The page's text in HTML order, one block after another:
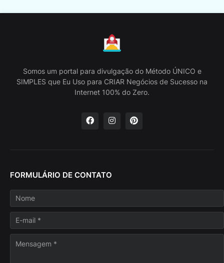
Somos um portal para divulgação do Método ÚNICO e
SIMPLES que Eu Uso para CRIAR Negócios de Sucesso na
Internet 100% do Zero.
FORMULÁRIO DE CONTATO